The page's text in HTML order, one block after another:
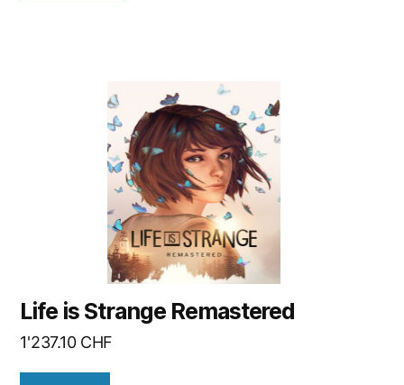
Life is Strange Remastered
1'237.10 CHF